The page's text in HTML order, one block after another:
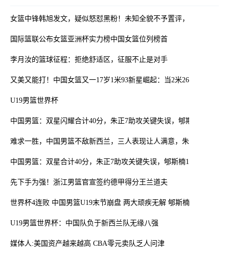
女篮中锋韩旭发文，疑似怒怼黑粉！未知全貌不予置评，可怜可笑
国际篮联公布女篮亚洲杯实力榜中国女篮位列榜首
李月汝的篮球征程：拒绝舒适区，征服不止是对手
又美又能打！中国女篮又一17岁1米93新星崛起：当2米26张子宇替身
U19男篮世界杯
中国男篮：双星闪耀合计40分，朱正7助攻关键失误，郇斯楠16分6帽
难求一胜，中国男篮不敌新西兰，三人表现让人满意，朱正不及格
中国男篮：双星合计40分，朱正7助攻关键失误，郇斯楠16分6帽
先下手为强！浙江男篮官宣签约德甲得分王兰道夫
世界杯4连败 中国男篮U19末节崩盘 两大顽疾无解 郇斯楠空砍16+5+6
U19男篮世界杯：中国队负于新西兰队无缘八强
媒体人:美国资产越来越高 CBA零元卖队乏人问津